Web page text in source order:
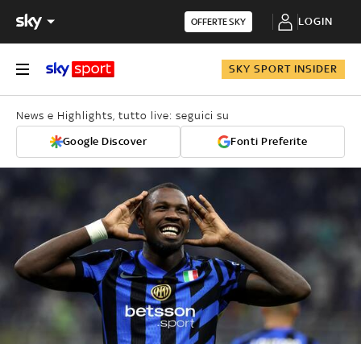
OFFERTE SKY LOGIN
SKY SPORT INSIDER
News e Highlights, tutto live: seguici su
Google Discover Fonti Preferite